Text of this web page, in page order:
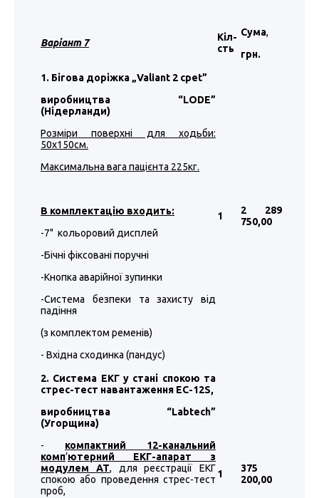
Варіант 7
Кіл-
сть
Сума,
грн.
1. Бігова доріжка „Valiant 2 cpet”
виробництва “LODE”
(Нідерланди)
Розміри поверхні для ходьби:
50х150см.
Максимальна вага пацієнта 225кг.
В комплектацію входить:
-7" кольоровий дисплей
-Бічні фіксовані поручні
-Кнопка аварійної зупинки
-Система безпеки та захисту від
падіння
(з комплектом ременів)
- Вхідна сходинка (пандус)
1
2 289
750,00
2. Система ЕКГ у стані спокою та
стрес-тест навантаження EC-12S,
виробництва “Labtech”
(Угорщина)
- компактний 12-канальний
комп’ютерний ЕКГ-апарат з
модулем АТ, для реєстрації ЕКГ
спокою або проведення стрес-тест
проб,
1
375
200,00